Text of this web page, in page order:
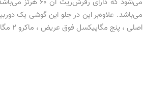
اصلی ، پنج مگاپیکسل فوق عریض ، ماکرو 2 مگاپیکسل و سنسور عمق دو مگاپیکسلی می‌باشد.